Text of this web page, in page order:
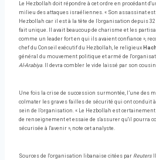
Le Hezbollah doit répondre à cet ordre en procédant
milieu des attaques israéliennes. « Son assassinat
Hezbollah car il est à la tête de l’organisation depuis
fait unique. Il avait beaucoup de charisme et les
comme un leader fort en qui ils avaient confiance »,
chef du Conseil exécutif du Hezbollah, le religieux
général du mouvement politique et armé de
Al-Arabiya. Il devra combler le vide laissé par son
Une fois la crise de succession surmontée, l’une des
colmater les graves failles de sécurité qui ont conduit
sein de l’organisation. « Le Hezbollah est
de renseignement et essaie de s'assurer qu'il pourra
sécurisée à l'avenir », note cet analyste.
Sources de l'organisation libanaise citées par Reuters